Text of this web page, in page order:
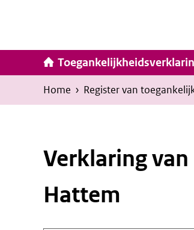
inhoud
Kruimelpad
U
bevindt
Home › Register van
Verklaring
Hattem